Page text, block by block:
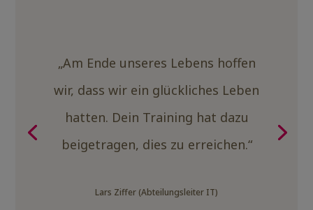
„Am Ende unseres Lebens hoffen
wir, dass wir ein glückliches Leben
hatten. Dein Training hat dazu
beigetragen, dies zu erreichen.“
Lars Ziffer (Abteilungsleiter IT)